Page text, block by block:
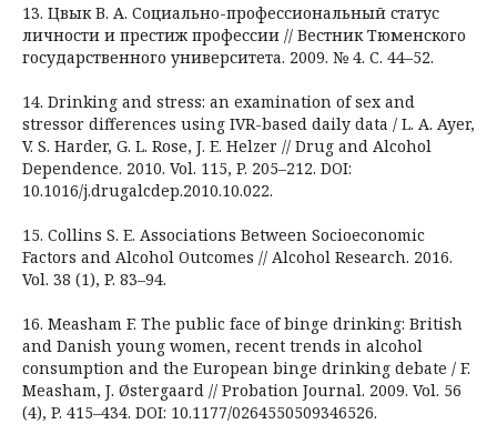
13. Цвык В. А. Социально-профессиональный статус
личности и престиж профессии // Вестник Тюменского
государственного университета. 2009. № 4. С. 44–52.
14. Drinking and stress: an examination of sex and
stressor differences using IVR-based daily data / L. A. Ayer,
V. S. Harder, G. L. Rose, J. E. Helzer // Drug and Alcohol
Dependence. 2010. Vol. 115, P. 205–212. DOI:
10.1016/j.drugalcdep.2010.10.022.
15. Collins S. E. Associations Between Socioeconomic
Factors and Alcohol Outcomes // Alcohol Research. 2016.
Vol. 38 (1), P. 83–94.
16. Measham F. The public face of binge drinking: British
and Danish young women, recent trends in alcohol
consumption and the European binge drinking debate / F.
Measham, J. Østergaard // Probation Journal. 2009. Vol. 56
(4), P. 415–434. DOI: 10.1177/0264550509346526.